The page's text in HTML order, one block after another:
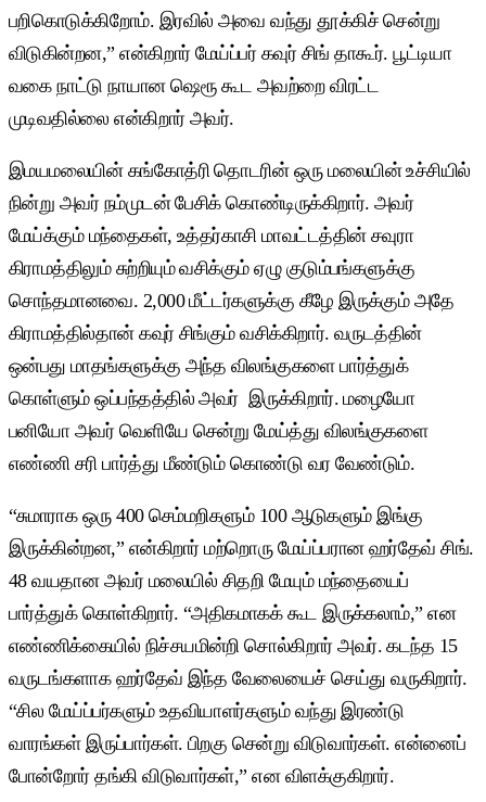
பறிகொடுக்கிறோம். இரவில் அவை வந்து தூக்கிச் சென்று
விடுகின்றன,” என்கிறார் மேய்ப்பர் கவுர் சிங் தாகூர். பூட்டியா
வகை நாட்டு நாயான ஷெரூ கூட அவற்றை விரட்ட
முடிவதில்லை என்கிறார் அவர்.
இமயமலையின் கங்கோத்ரி தொடரின் ஒரு மலையின் உச்சியில்
நின்று அவர் நம்முடன் பேசிக் கொண்டிருக்கிறார். அவர்
மேய்க்கும் மந்தைகள், உத்தர்காசி மாவட்டத்தின் சவுரா
கிராமத்திலும் சுற்றியும் வசிக்கும் ஏழு குடும்பங்களுக்கு
சொந்தமானவை. 2,000 மீட்டர்களுக்கு கீழே இருக்கும் அதே
கிராமத்தில்தான் கவுர் சிங்கும் வசிக்கிறார். வருடத்தின்
ஒன்பது மாதங்களுக்கு அந்த விலங்குகளை பார்த்துக்
கொள்ளும் ஒப்பந்தத்தில் அவர் இருக்கிறார். மழையோ
பனியோ அவர் வெளியே சென்று மேய்த்து விலங்குகளை
எண்ணி சரி பார்த்து மீண்டும் கொண்டு வர வேண்டும்.
“சுமாராக ஒரு 400 செம்மறிகளும் 100 ஆடுகளும் இங்கு
இருக்கின்றன,” என்கிறார் மற்றொரு மேய்ப்பரான ஹர்தேவ் சிங்.
48 வயதான அவர் மலையில் சிதறி மேயும் மந்தையைப்
பார்த்துக் கொள்கிறார். “அதிகமாகக் கூட இருக்கலாம்,” என
எண்ணிக்கையில் நிச்சயமின்றி சொல்கிறார் அவர். கடந்த 15
வருடங்களாக ஹர்தேவ் இந்த வேலையைச் செய்து வருகிறார்.
“சில மேய்ப்பர்களும் உதவியாளர்களும் வந்து இரண்டு
வாரங்கள் இருப்பார்கள். பிறகு சென்று விடுவார்கள். என்னைப்
போன்றோர் தங்கி விடுவார்கள்,” என விளக்குகிறார்.